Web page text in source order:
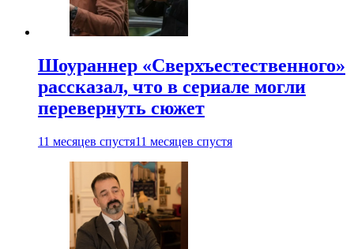
Шоураннер «Сверхъестественного»
рассказал, что в сериале могли
перевернуть сюжет
11 месяцев спустя11 месяцев спустя